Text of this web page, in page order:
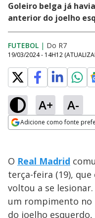
Goleiro belga já
anterior do joelho
FUTEBOL | Do R7
19/03/2024 - 14H12
A+ A-
Adicione como fonte
O Real Madrid
terça-feira (19),
voltou a se
um rompimento
do joelho